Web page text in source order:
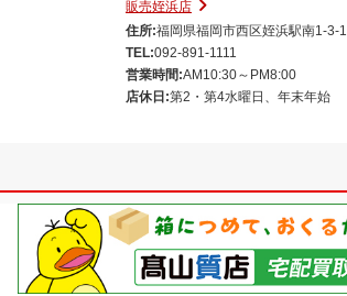
販売姪浜店
住所:福岡県福岡市西区姪浜駅南1-3-1
TEL:092-891-1111
営業時間:AM10:30～PM8:00
店休日:第2・第4水曜日、年末年始